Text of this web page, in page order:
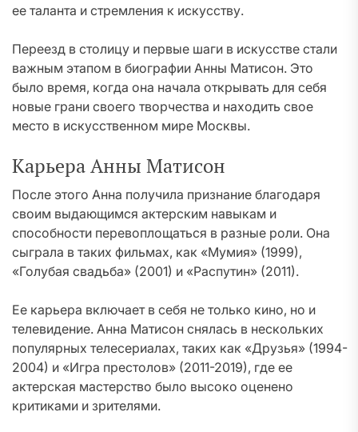
ее таланта и стремления к искусству.
Переезд в столицу и первые шаги в искусстве стали
важным этапом в биографии Анны Матисон. Это
было время, когда она начала открывать для себя
новые грани своего творчества и находить свое
место в искусственном мире Москвы.
Карьера Анны Матисон
После этого Анна получила признание благодаря
своим выдающимся актерским навыкам и
способности перевоплощаться в разные роли. Она
сыграла в таких фильмах, как «Мумия» (1999),
«Голубая свадьба» (2001) и «Распутин» (2011).
Ее карьера включает в себя не только кино, но и
телевидение. Анна Матисон снялась в нескольких
популярных телесериалах, таких как «Друзья» (1994-
2004) и «Игра престолов» (2011-2019), где ее
актерская мастерство было высоко оценено
критиками и зрителями.